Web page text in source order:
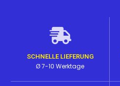
SCHNELLE LIEFERUNG
Ø 7-10 Werktage